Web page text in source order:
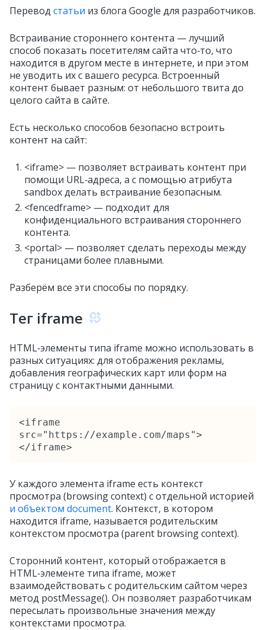
Перевод статьи из блога Google для разработчиков.
Встраивание стороннего контента — лучший
способ показать посетителям сайта что‑то, что
находится в другом месте в интернете, и при этом
не уводить их с вашего ресурса. Встроенный
контент бывает разным: от небольшого твита до
целого сайта в сайте.
Есть несколько способов безопасно встроить
контент на сайт:
<iframe> — позволяет встраивать контент при
помощи URL‑адреса, а с помощью атрибута
sandbox делать встраивание безопасным.
<fencedframe> — подходит для
конфиденциального встраивания стороннего
контента.
<portal> — позволяет сделать переходы между
страницами более плавными.
Разберём все эти способы по порядку.
Тег iframe
HTML‑элементы типа iframe можно использовать в
разных ситуациях: для отображения рекламы,
добавления географических карт или форм на
страницу с контактными данными.
<iframe
src="https://example.com/maps">
</iframe>
У каждого элемента iframe есть контекст
просмотра (browsing context) с отдельной историей
и объектом document. Контекст, в котором
находится iframe, называется родительским
контекстом просмотра (parent browsing context).
Сторонний контент, который отображается в
HTML‑элементе типа iframe, может
взаимодействовать с родительским сайтом через
метод postMessage(). Он позволяет разработчикам
пересылать произвольные значения между
контекстами просмотра.